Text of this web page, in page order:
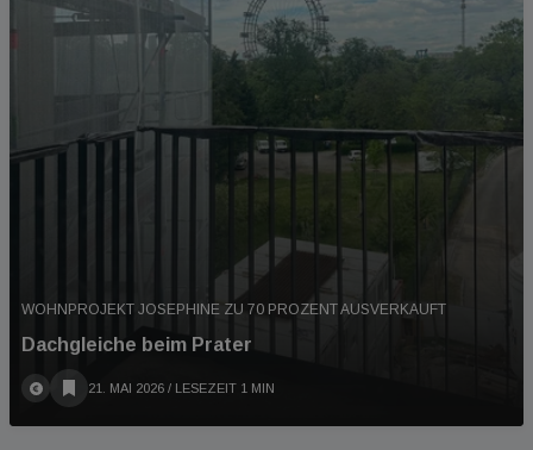
WOHNPROJEKT JOSEPHINE ZU 70 PROZENT AUSVERKAUFT
Dachgleiche beim Prater
21. MAI 2026 / LESEZEIT 1 MIN